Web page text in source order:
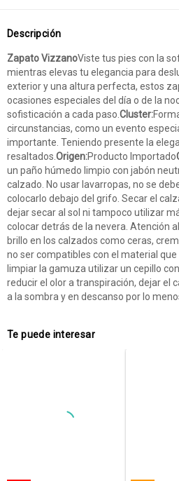
Descripción
Zapato VizzanoViste tus pies con la
mientras elevas tu elegancia para
exterior y una altura perfecta, estos
ocasiones especiales del día o de la
sofisticación a cada paso.Cluster:
circunstancias, como un evento
importante. Teniendo presente la
resaltados.Origen:Producto Importado
un paño húmedo limpio con jabón
calzado. No usar lavarropas, no se
colocarlo debajo del grifo. Secar el
dejar secar al sol ni tampoco utilizar
colocar detrás de la nevera. Atención
brillo en los calzados como ceras,
no ser compatibles con el material
limpiar la gamuza utilizar un cepillo
reducir el olor a transpiración, dejar el
a la sombra y en descanso por lo
Te puede interesar